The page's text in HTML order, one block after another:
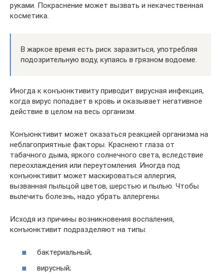
руками. Покраснение может вызвать и некачественная
косметика.
В жаркое время есть риск заразиться, употребляя
подозрительную воду, купаясь в грязном водоеме.
Иногда к конъюнктивиту приводит вирусная инфекция,
когда вирус попадает в кровь и оказывает негативное
действие в целом на весь организм.
Конъюнктивит может оказаться реакцией организма на
неблагоприятные факторы. Краснеют глаза от
табачного дыма, яркого солнечного света, вследствие
переохлаждения или переутомления. Иногда под
конъюнктивит может маскироваться аллергия,
вызванная пыльцой цветов, шерстью и пылью. Чтобы
вылечить болезнь, надо убрать аллергены.
Исходя из причины возникновения воспаления,
конъюнктивит подразделяют на типы:
бактериальный;
вирусный;